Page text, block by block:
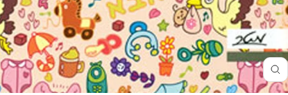
זום